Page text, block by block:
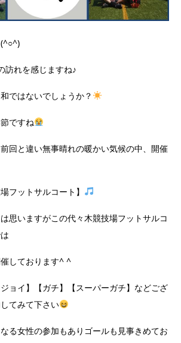
訪れを感じますね♪
ではないでしょうか？
ですね
回と違い無事晴れの暖かい気候の中、開催
フットサルコート】
思いますがこの代々木競技場フットサルコ
しております^ ^
ョイ】【ガチ】【スーパーガチ】などござ
てみて下さい
る女性の参加もありゴールも見事きめてお